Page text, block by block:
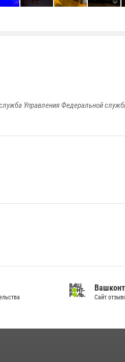
Управления Федеральной
Сайт